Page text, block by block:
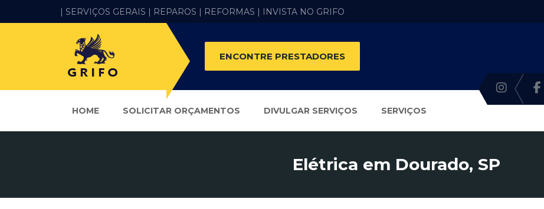
| SERVIÇOS GERAIS | REPAROS | REFORMAS | INVISTA NO GRIFO
ENCONTRE PRESTADORES
HOME SOLICITAR ORÇAMENTOS DIVULGAR SERVIÇOS SERVIÇOS
Elétrica em Dourado, SP